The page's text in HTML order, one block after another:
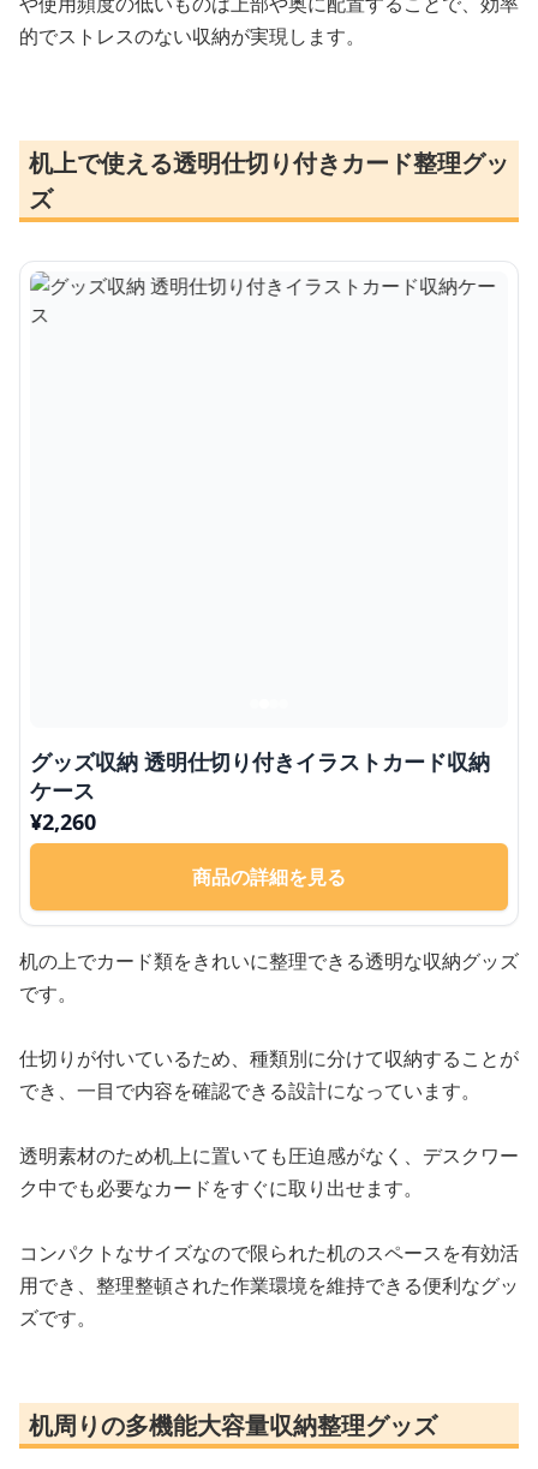
的でストレスのない収納が実現します。
机上で使える透明仕切り付きカード整理グッ
ズ
グッズ収納 透明仕切り付きイラストカード収納
ケース
¥2,260
商品の詳細を見る
机の上でカード類をきれいに整理できる透明な収納グッズ
です。
仕切りが付いているため、種類別に分けて収納することが
でき、一目で内容を確認できる設計になっています。
透明素材のため机上に置いても圧迫感がなく、デスクワー
ク中でも必要なカードをすぐに取り出せます。
コンパクトなサイズなので限られた机のスペースを有効活
用でき、整理整頓された作業環境を維持できる便利なグッ
ズです。
机周りの多機能大容量収納整理グッズ